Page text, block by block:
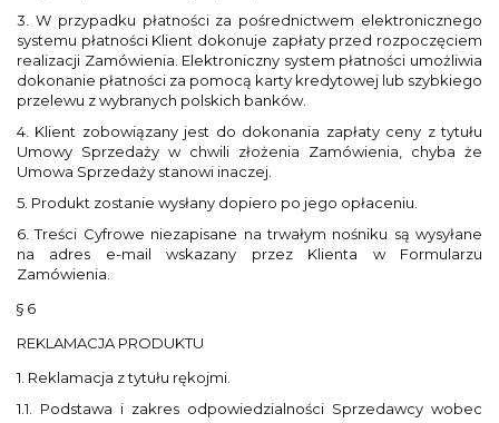
3. W przypadku płatności za pośrednictwem elektronicznego
systemu płatności Klient dokonuje zapłaty przed rozpoczęciem
realizacji Zamówienia. Elektroniczny system płatności umożliwia
dokonanie płatności za pomocą karty kredytowej lub szybkiego
przelewu z wybranych polskich banków.
4. Klient zobowiązany jest do dokonania zapłaty ceny z tytułu
Umowy Sprzedaży w chwili złożenia Zamówienia, chyba że
Umowa Sprzedaży stanowi inaczej.
5. Produkt zostanie wysłany dopiero po jego opłaceniu.
6. Treści Cyfrowe niezapisane na trwałym nośniku są wysyłane
na adres e-mail wskazany przez Klienta w Formularzu
Zamówienia.
§ 6
REKLAMACJA PRODUKTU
1. Reklamacja z tytułu rękojmi.
1.1. Podstawa i zakres odpowiedzialności Sprzedawcy wobec